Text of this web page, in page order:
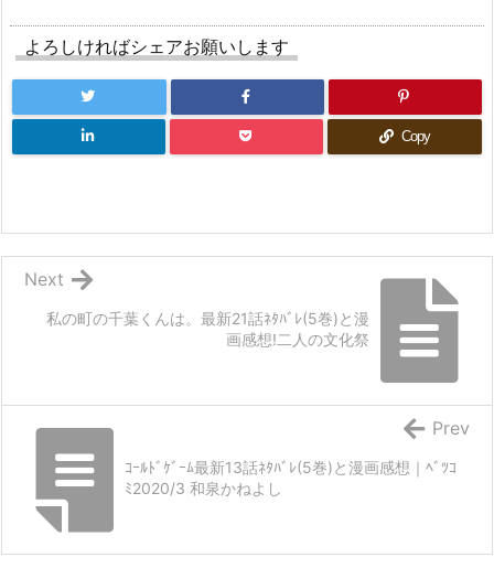
よろしければシェアお願いします
Copy
私の町の千葉くんは。最新21話ﾈﾀﾊﾞﾚ(5巻)と漫
画感想!二人の文化祭
Next
ｺｰﾙﾄﾞｹﾞｰﾑ最新13話ﾈﾀﾊﾞﾚ(5巻)と漫画感想｜ﾍﾞﾂｺ
ﾐ2020/3 和泉かねよし
Prev